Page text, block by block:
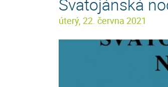
úterý, 22. června 2021